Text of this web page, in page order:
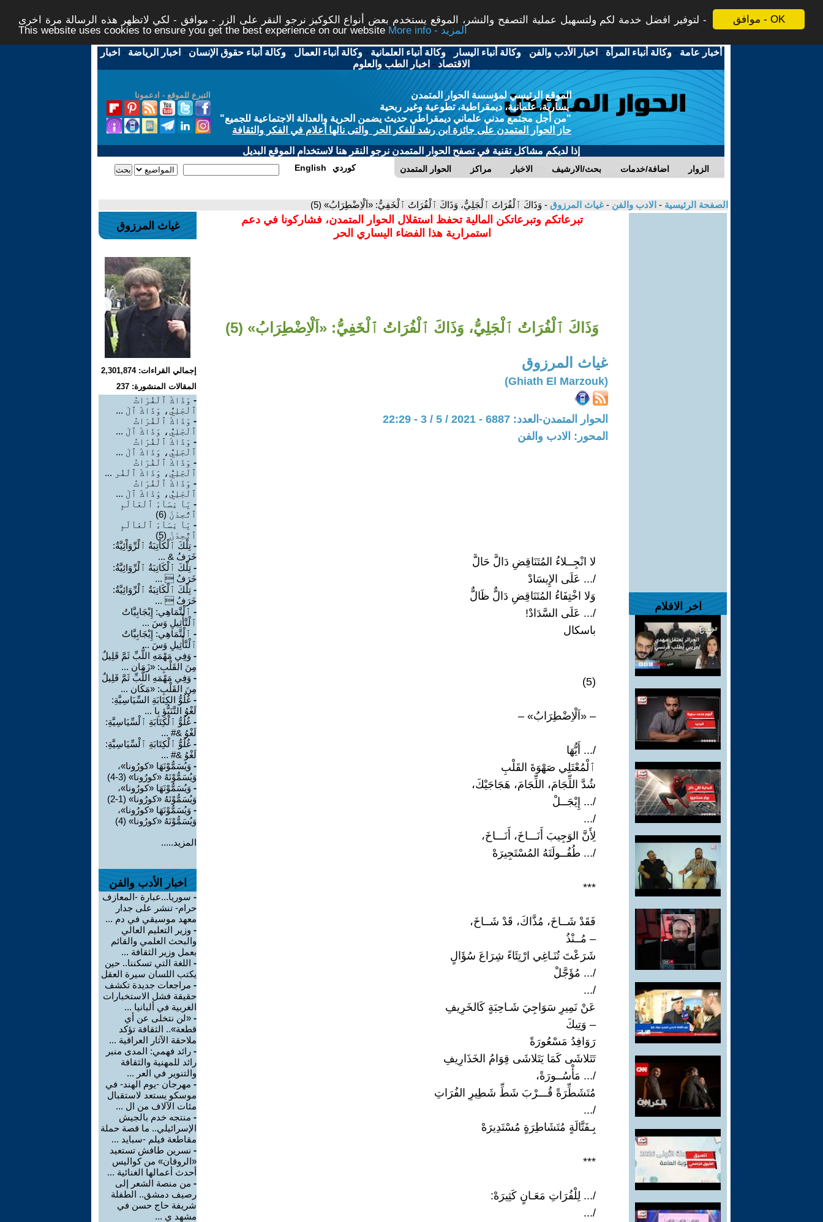
موافق - OK
لتوفير افضل خدمة لكم ولتسهيل عملية التصفح والنشر، الموقع يستخدم بعض أنواع الكوكيز نرجو النقر على الزر - موافق - لكي لاتظهر هذه الرسالة مرة اخرى -
This website uses cookies to ensure you get the best experience on our website
More info - المزيد
أخبار عامة -وكالة أنباء المرأة - اخبار الأدب والفن -وكالة أنباء اليسار -وكالة أنباء العلمانية -وكالة أنباء العمال -وكالة أنباء حقوق الإنسان - اخبار الرياضة - اخبار
الاقتصاد - اخبار الطب والعلوم
التبرع للموقع - ادعمونا
الموقع الرئيسي لمؤسسة الحوار المتمدن
يسارية، علمانية، ديمقراطية، تطوعية وغير ربحية
"من أجل مجتمع مدني علماني ديمقراطي حديث يضمن الحرية والعدالة الاجتماعية للجميع"
حاز الحوار المتمدن على جائزة ابن رشد للفكر الحر والتى نالها أعلام في الفكر والثقافة
إذا لديكم مشاكل تقنية في تصفح الحوار المتمدن نرجو النقر هنا لاستخدام الموقع البديل
الحوار المتمدن مراكز الاخبار بحث/الارشيف اضافة/خدمات الزوار English كوردي
الصفحة الرئيسية - الادب والفن - غياث المرزوق - وَذَاكَ ٱلْفُرَاتُ ٱلْجَلِيُّ، وَذَاكَ ٱلْفُرَاتُ ٱلْخَفِيُّ: «اَلْاِضْطِرَابُ» (5)
اخر الافلام
تبرعاتكم وتبرعاتكن المالية تحفظ استقلال الحوار المتمدن، فشاركونا في دعم
استمرارية هذا الفضاء اليساري الحر
وَذَاكَ ٱلْفُرَاتُ ٱلْجَلِيُّ، وَذَاكَ ٱلْفُرَاتُ ٱلْخَفِيُّ: «اَلْاِضْطِرَابُ» (5)
غياث المرزوق
(Ghiath El Marzouk)
الحوار المتمدن-العدد: 6887 - 2021 / 5 / 3 - 22:29
المحور: الادب والفن
لا انْجِــلاءُ المُتَنَاقِضِ دَالٌّ حَالٌّ
/... عَلَى الإِيسَادْ
وَلا اخْتِفَاءُ المُتَنَاقِضِ دَالٌّ ظَالٌّ
/... عَلَى السَّدَادْ!
باسكال
(5)
– «اَلْاِضْطِرَابُ» –
/... أَيُّهَا
ٱلْمُعْتَلِي صَهْوَةَ القَلْبِ
شُدَّ اللِّجَامَ، اللِّجَامَ، هَجَاجَيْكَ،
/... إِيْجَــلْ
/...
لِأَنَّ الوَجِيبَ أَنَـــاخَ، أَنَـــاخَ،
/... طُفُــولَتَهُ المُسْتَجِيرَهْ
***
فَقَدْ شَــاخَ، مُذَّاكَ، قَدْ شَــاخَ،
– مُــنْذُ
شَرَعْتَ تُنَـاغِي ارْتِئَاءً شِرَاعَ سُؤَالٍ
/... مُؤَجَّلْ
/...
عَنْ نَمِيرِ سَوَاجِيَ شَـاحِبَةٍ كَالخَرِيفِ
– وَتِيكَ
رَوَافِدُ مَسْعُورَةً
تَتَلاشَى كَمَا يَتَلاشَى قِوَامُ الخَذَارِيفِ
/... مَأْسُــورَةً،
مُتَشَطِّرَةً قُـــرْبَ شَطِّ شَطِيرِ الفُرَاتِ
/...
بِـفَتَّالَةٍ مُتَشَاطِرَةٍ مُسْتَدِيرَهْ
***
/... لِلْفُرَاتِ مَعَـانٍ كَثِيرَهْ:
/...
غياث المرزوق
إجمالي القراءات: 2,301,874
المقالات المنشورة: 237
- وَذَاكَ ٱلْفُرَاتُ
ٱلْجَلِيُّ، وَذَاكَ ٱلْ ...
- وَذَاكَ ٱلْفُرَاتُ
ٱلْجَلِيُّ، وَذَاكَ ٱلْ ...
- وَذَاكَ ٱلْفُرَاتُ
ٱلْجَلِيُّ، وَذَاكَ ٱلْ ...
- وَذَاكَ ٱلْفُرَاتُ
ٱلْجَلِيُّ، وَذَاكَ ٱلْفُر ...
- وَذَاكَ ٱلْفُرَاتُ
ٱلْجَلِيُّ، وَذَاكَ ٱلْ ...
- يَاْ نِسَاْءَ ٱلْعَاْلَمِ
ٱتَّحِدْنَ (6)
- يَاْ نِسَاْءَ ٱلْعَاْلَمِ
ٱتَّحِدْنَ (5)
- تِلْكَ ٱلْكَاْتِبَةُ ٱلْرِّوَاْئِيَّةُ:
خَرَفُ & ...
- تِلْكَ ٱلْكَاتِبَةُ ٱلْرِّوَائِيَّةُ:
خَرَفُ  ...
- تِلْكَ ٱلْكَاتِبَةُ ٱلْرِّوَائِيَّةُ:
خَرَفُ  ...
- ٱلْتَّمَاهِي: إِيْجَابِيَّاتُ
ٱلْتَّأْثِيلِ وَسَ ...
- ٱلْتَّمَاهِي: إِيْجَابِيَّاتُ
ٱلْتَّأْثِيلِ وَسَ ...
- وَفِي مَهْمَهِ اللُّبِّ ثَمَّ قَلِيلٌ
مِنَ القَلْبِ: «زَمَان ...
- وَفِي مَهْمَهِ اللُّبِّ ثَمَّ قَلِيلٌ
مِنَ القَلْبِ: «مَكَان ...
- غُلُوُّ الكِتَابَةِ السِّيَاسِيَّةِ:
لَغْوُ التَّنَبُّؤِ بِا ...
- غُلُوُّ ٱلْكِتَابَةِ ٱلْسِّيَاسِيَّةِ:
لَغْوُ &# ...
- غُلُوُّ ٱلْكِتَابَةِ ٱلْسِّيَاسِيَّةِ:
لَغْوُ &# ...
- وَيُسَمُّوْنَهَا «كورُونا»،
وَيُسَمُّوْنَهُ «كورُونا» (3-4)
- وَيُسَمُّوْنَهَا «كورُونا»،
وَيُسَمُّوْنَهُ «كورُونا» (1-2)
- وَيُسَمُّوْنَهَا «كورُونا»،
وَيُسَمُّوْنَهُ «كورُونا» (4)
المزيد.....
اخبار الأدب والفن
- سوريا...عبارة -المعازف
حرام- تنشر على جدار
معهد موسيقي في دم ...
- وزير التعليم العالي
والبحث العلمي والقائم
بعمل وزير الثقافة ...
- اللغة التي تسكننا.. حين
يكتب اللسان سيرة العقل
- مراجعات جديدة تكشف
حقيقة فشل الاستخبارات
الغربية في ألبانيا ...
- «لن نتخلى عن أي
قطعة».. الثقافة تؤكد
ملاحقة الآثار العراقية ...
- رائد فهمي: المدى منبر
رائد للمهنية والثقافة
والتنوير في العر ...
- مهرجان -يوم الهند- في
موسكو يستعد لاستقبال
مئات الآلاف من ال ...
- منتجه خدم بالجيش
الإسرائيلي.. ما قصة حملة
مقاطعة فيلم -سبايد ...
- نسرين طافش تستعيد
«الروقان» من كواليس
أحدث أعمالها الغنائية ...
- من منصة الشعر إلى
رصيف دمشق.. الطفلة
شريفة حاج حسن في
مشهد ي ...